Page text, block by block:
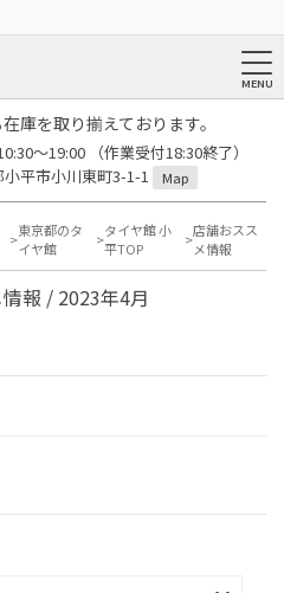
庫を取り揃えております。
～19:00 （作業受付18:30終了）
平市小川東町3-1-1
Map
東京都のタ
イヤ館
タイヤ館 小
平TOP
店舗おスス
メ情報
報 / 2023年4月